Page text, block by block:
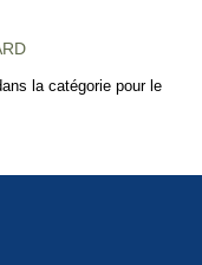
la catégorie pour le